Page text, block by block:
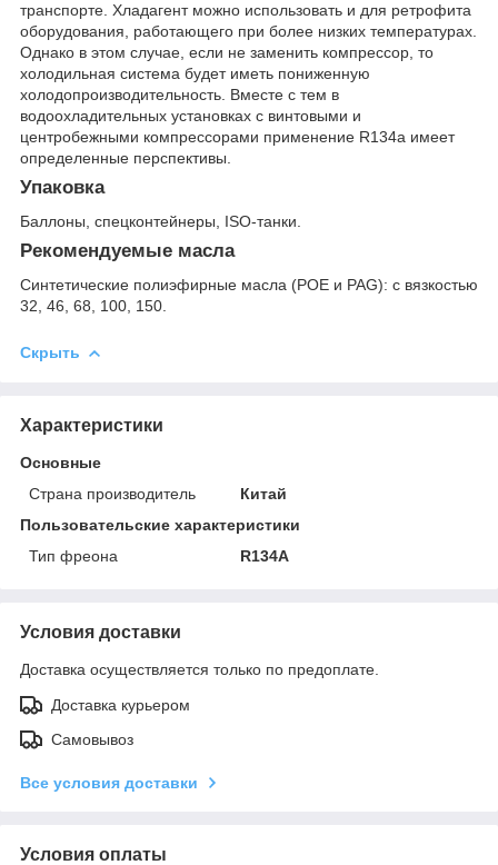
транспорте. Хладагент можно использовать и для ретрофита
оборудования, работающего при более низких температурах.
Однако в этом случае, если не заменить компрессор, то
холодильная система будет иметь пониженную
холодопроизводительность. Вместе с тем в
водоохладительных установках с винтовыми и
центробежными компрессорами применение R134а имеет
определенные перспективы.
Упаковка
Баллоны, спецконтейнеры, ISO-танки.
Рекомендуемые масла
Синтетические полиэфирные масла (POE и PAG): с вязкостью
32, 46, 68, 100, 150.
Скрыть
Характеристики
Основные
Страна производитель
Китай
Пользовательские характеристики
Тип фреона
R134A
Условия доставки
Доставка осуществляется только по предоплате.
Доставка курьером
Самовывоз
Все условия доставки
Условия оплаты